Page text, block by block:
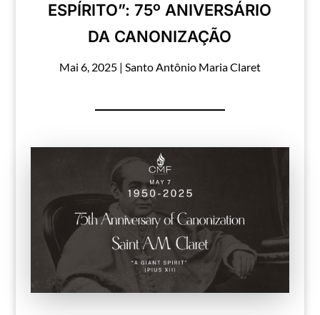
ESPÍRITO”: 75º ANIVERSÁRIO
DA CANONIZAÇÃO
Mai 6, 2025| Santo Antônio Maria Claret